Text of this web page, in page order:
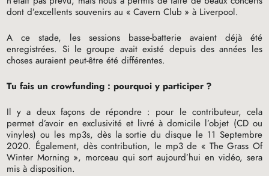
dont d’excellents souvenirs au « Cavern Club » à Liverpool.
A ce stade, les sessions basse-batterie avaient déjà été
enregistrées. Si le groupe avait existé depuis des années les
choses auraient peut-être été différentes.
Tu fais un crowfunding : pourquoi y participer ?
Il y a deux façons de répondre : pour le contributeur, cela
permet d’avoir en exclusivité et livré à domicile l’objet (CDou
vinyles) ou les mp3s, dès la sortie du disque le 11 Septembre
2020. Également, dès contribution, le mp3 de « The Grass Of
Winter Morning », morceau qui sort aujourd’hui en vidéo, sera
mis à disposition.